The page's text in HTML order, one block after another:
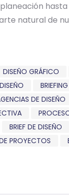
hasta
natural de
DISEÑO GRÁFICO
BRIEFING
DE DISEÑO
BRIEF DE DISEÑO
PROYECTOS